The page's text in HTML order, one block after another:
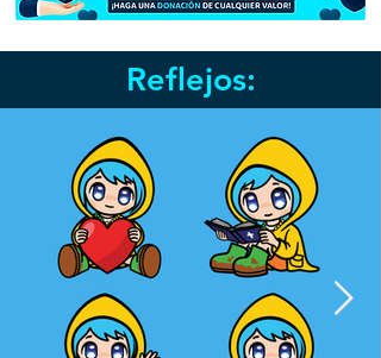
Reflejos: